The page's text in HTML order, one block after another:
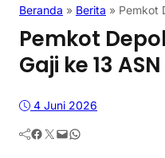
Beranda » Berita » Pemkot
Pemkot
Gaji ke 13
4 Juni 2026
Facebook Twitter Mail WhatsApp